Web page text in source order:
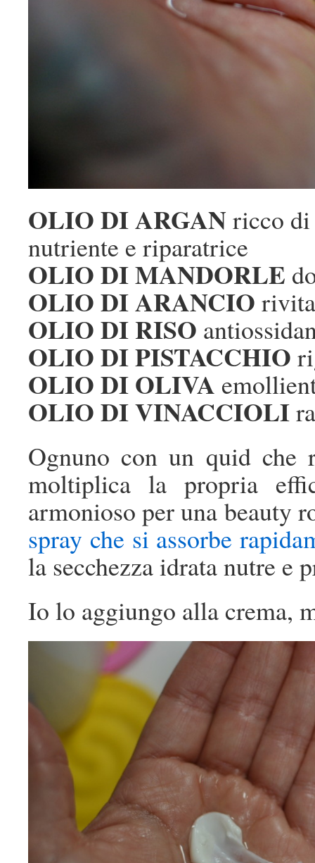
OLIO DI ARGANricco di
nutriente e riparatrice
OLIO DI MANDORLE
OLIO DI ARANCIO
OLIO DI RISO
OLIO DI PISTACCHIO
OLIO DI OLIVA
OLIO DI VINACCIOLI
Ognuno con un quid che
moltiplica la propria
armonioso per una beauty
spray che si assorbe
la secchezza idrata nutre e
Io lo aggiungo alla crema,